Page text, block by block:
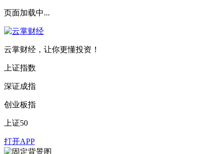
页面加载中...
云掌财经，让你更懂投资！
上证指数
深证成指
创业板指
上证50
打开APP